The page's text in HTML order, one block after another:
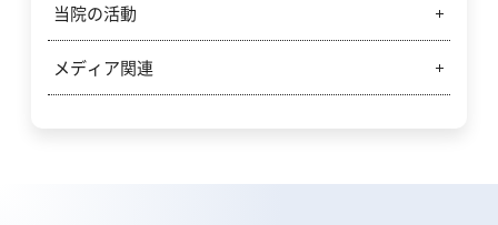
市民病院広報誌「やすらぎ」
病診連携新聞「サルビア」
当院の活動
当院の活動
メディア関連